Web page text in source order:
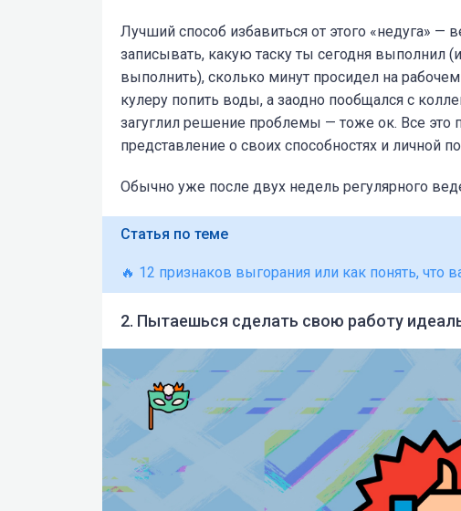
Лучший способ избавиться от этого «недуга» —
записывать, какую таску ты сегодня выполнил
выполнить), сколько минут просидел на
кулеру попить воды, а заодно пообщался с
загуглил решение проблемы — тоже ок. Все это
представление о своих способностях и личной
Обычно уже после двух недель регулярного
Статья по теме
🔥 12 признаков выгорания или как понять, что
2. Пытаешься сделать свою работу